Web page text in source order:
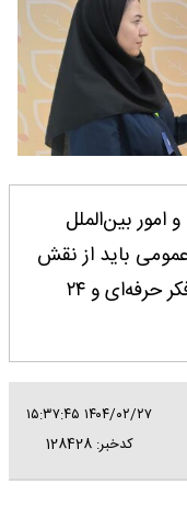
امور بین‌الملل
باید از نقش
تشریفاتی فاصله گرفته و به یک اتاق فکر حرفه‌ای و ۲۴
۱۴۰۴/۰۲/۲۷ ۱۵:۳۷:۴۵
کدخبر: 128428